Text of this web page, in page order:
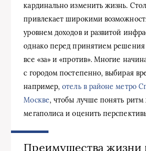
кардинально изменить жизнь.
привлекает широкими
уровнем доходов и развитой
однако перед принятием решения
все «за» и «против». Многие
с городом постепенно, выбирая
например,отель в районе метро
Москве, чтобы лучше понять ритм
мегаполиса и оценить
Преимущества жизни